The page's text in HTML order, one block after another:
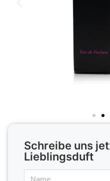
Schreibe uns
Lieblingsduft